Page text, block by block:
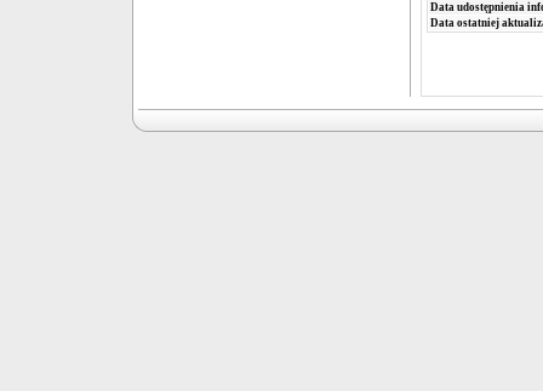
Data udostępnienia
Data ostatniej